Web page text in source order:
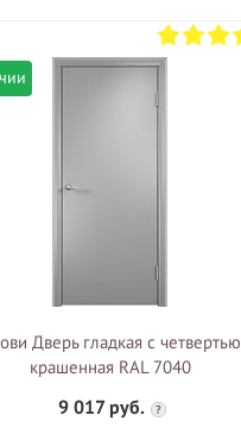
Дверь гладкая с четвертью
крашенная RAL 7040
9 017 руб.
?